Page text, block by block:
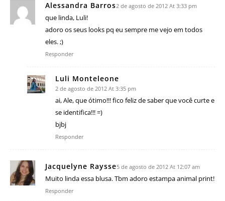
Alessandra Barros2 de agosto de 2012 At 3:33 pm
que linda, Luli!
adoro os seus looks pq eu sempre me vejo em todos
eles. ;)
Responder
Luli Monteleone
2 de agosto de 2012 At 3:35 pm
ai, Ale, que ótimo!!! fico feliz de saber que você curte e
se identifica!!! =)
bjbj
Responder
Jacquelyne Raysse5 de agosto de 2012 At 12:07 am
Muito linda essa blusa. Tbm adoro estampa animal print!
Responder